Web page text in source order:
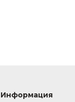
Информация